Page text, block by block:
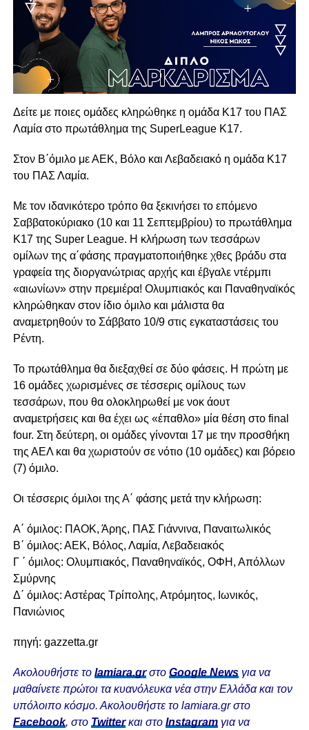
Δείτε με ποιες ομάδες κληρώθηκε η ομάδα Κ17 του ΠΑΣ
Λαμία στο πρωτάθλημα της SuperLeague K17.
Στον Β΄όμιλο με ΑΕΚ, Βόλο και Λεβαδειακό η ομάδα Κ17
του ΠΑΣ Λαμία.
Με τον ιδανικότερο τρόπο θα ξεκινήσει το επόμενο
Σαββατοκύριακο (10 και 11 Σεπτεμβρίου) το πρωτάθλημα
Κ17 της Super League. Η κλήρωση των τεσσάρων
ομίλων της α΄φάσης πραγματοποιήθηκε χθες βράδυ στα
γραφεία της διοργανώτριας αρχής και έβγαλε ντέρμπι
«αιωνίων» στην πρεμιέρα! Ολυμπιακός και Παναθηναϊκός
κληρώθηκαν στον ίδιο όμιλο και μάλιστα θα
αναμετρηθούν το Σάββατο 10/9 στις εγκαταστάσεις του
Ρέντη.
Το πρωτάθλημα θα διεξαχθεί σε δύο φάσεις. Η πρώτη με
16 ομάδες χωρισμένες σε τέσσερις ομίλους των
τεσσάρων, που θα ολοκληρωθεί με νοκ άουτ
αναμετρήσεις και θα έχει ως «έπαθλο» μία θέση στο final
four. Στη δεύτερη, οι ομάδες γίνονται 17 με την προσθήκη
της ΑΕΛ και θα χωριστούν σε νότιο (10 ομάδες) και βόρειο
(7) όμιλο.
Οι τέσσερις όμιλοι της Α΄ φάσης μετά την κλήρωση:
Α΄ όμιλος: ΠΑΟΚ, Άρης, ΠΑΣ Γιάννινα, Παναιτωλικός
Β΄ όμιλος: ΑΕΚ, Βόλος, Λαμία, Λεβαδειακός
Γ ΄ όμιλος: Ολυμπιακός, Παναθηναϊκός, ΟΦΗ, Απόλλων
Σμύρνης
Δ΄ όμιλος: Αστέρας Τρίπολης, Ατρόμητος, Ιωνικός,
Πανιώνιος
πηγή: gazzetta.gr
Ακολουθήστε το lamiara.grστο Google Newsγια να
μαθαίνετε πρώτοι τα κυανόλευκα νέα στην Ελλάδα και τον
υπόλοιπο κόσμο. Ακολουθήστε το lamiara.gr στο
Facebook, στο Twitterκαι στο Instagram για να